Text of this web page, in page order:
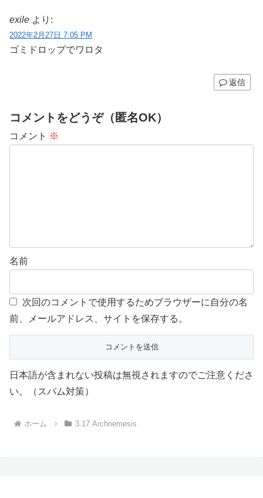
exile より:
2022年2月27日 7:05 PM
ゴミドロップでワロタ
返信
コメントをどうぞ（匿名OK）
コメント ※
名前
次回のコメントで使用するためブラウザーに自分の名
前、メールアドレス、サイトを保存する。
日本語が含まれない投稿は無視されますのでご注意くださ
い。（スパム対策）
ホーム 3.17 Archnemesis